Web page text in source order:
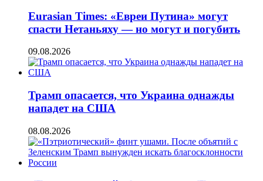
Eurasian Times: «Евреи Путина» могут
спасти Нетаньяху — но могут и погубить
09.08.2026
Трамп опасается, что Украина однажды
нападет на США
08.08.2026